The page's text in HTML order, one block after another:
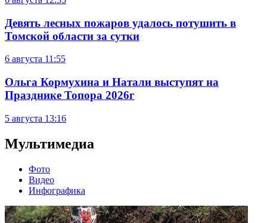
Девять лесных пожаров удалось потушить в
Томской области за сутки
6 августа 11:55
Ольга Кормухина и Натали выступят на
Празднике Топора 2026г
5 августа 13:16
Мультимедиа
Фото
Видео
Инфографика